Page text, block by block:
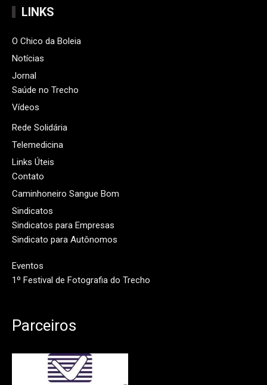
LINKS
O Chico da Boleia
Notícias
Jornal
Saúde no Trecho
Vídeos
Rede Solidária
Telemedicina
Links Úteis
Contato
Caminhoneiro Sangue Bom
Sindicatos
Sindicatos para Empresas
Sindicato para Autônomos
Eventos
1º Festival de Fotografia do Trecho
Parceiros